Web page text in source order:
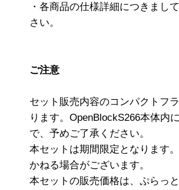
・各商品の仕様詳細につきまし
さい。
ご注意
セット販売内容のコンパクトフ
ります。OpenBlockS266本体内
で、予めご了承ください。
本セットは期間限定となります
かねる場合がございます。
本セットの販売価格は、ぷらっ